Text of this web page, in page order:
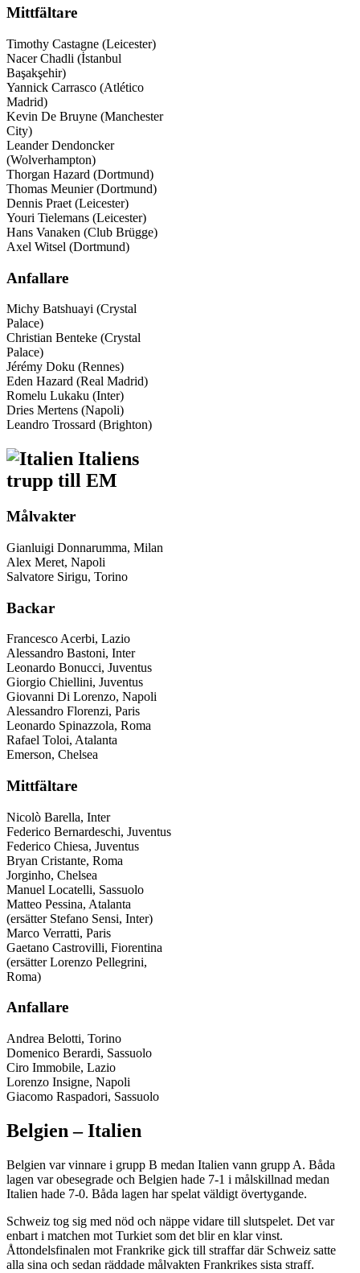
Mittfältare
Timothy Castagne (Leicester)
Nacer Chadli (İstanbul
Başakşehir)
Yannick Carrasco (Atlético
Madrid)
Kevin De Bruyne (Manchester
City)
Leander Dendoncker
(Wolverhampton)
Thorgan Hazard (Dortmund)
Thomas Meunier (Dortmund)
Dennis Praet (Leicester)
Youri Tielemans (Leicester)
Hans Vanaken (Club Brügge)
Axel Witsel (Dortmund)
Anfallare
Michy Batshuayi (Crystal
Palace)
Christian Benteke (Crystal
Palace)
Jérémy Doku (Rennes)
Eden Hazard (Real Madrid)
Romelu Lukaku (Inter)
Dries Mertens (Napoli)
Leandro Trossard (Brighton)
Italiens
trupp till EM
Målvakter
Gianluigi Donnarumma, Milan
Alex Meret, Napoli
Salvatore Sirigu, Torino
Backar
Francesco Acerbi, Lazio
Alessandro Bastoni, Inter
Leonardo Bonucci, Juventus
Giorgio Chiellini, Juventus
Giovanni Di Lorenzo, Napoli
Alessandro Florenzi, Paris
Leonardo Spinazzola, Roma
Rafael Toloi, Atalanta
Emerson, Chelsea
Mittfältare
Nicolò Barella, Inter
Federico Bernardeschi, Juventus
Federico Chiesa, Juventus
Bryan Cristante, Roma
Jorginho, Chelsea
Manuel Locatelli, Sassuolo
Matteo Pessina, Atalanta
(ersätter Stefano Sensi, Inter)
Marco Verratti, Paris
Gaetano Castrovilli, Fiorentina
(ersätter Lorenzo Pellegrini,
Roma)
Anfallare
Andrea Belotti, Torino
Domenico Berardi, Sassuolo
Ciro Immobile, Lazio
Lorenzo Insigne, Napoli
Giacomo Raspadori, Sassuolo
Belgien – Italien
Belgien var vinnare i grupp B medan Italien vann grupp A. Båda
lagen var obesegrade och Belgien hade 7-1 i målskillnad medan
Italien hade 7-0. Båda lagen har spelat väldigt övertygande.
Schweiz tog sig med nöd och näppe vidare till slutspelet. Det var
enbart i matchen mot Turkiet som det blir en klar vinst.
Åttondelsfinalen mot Frankrike gick till straffar där Schweiz satte
alla sina och sedan räddade målvakten Frankrikes sista straff.